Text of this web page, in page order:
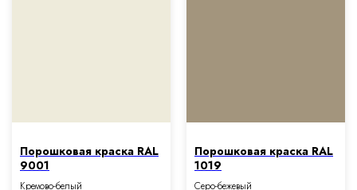
Порошковая краска RAL
9001
Кремово-белый
Порошковая краска RAL
1019
Серо-бежевый